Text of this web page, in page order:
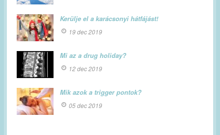
Kerülje el a karácsonyi hátfájást!
19 dec 2019
Mi az a drug holiday?
12 dec 2019
Mik azok a trigger pontok?
05 dec 2019